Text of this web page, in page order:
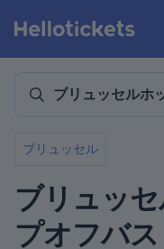
ブリュッセル
ブリュッ
プオフバス